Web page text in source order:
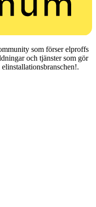
som förser elproffs
och tjänster som gör